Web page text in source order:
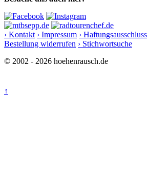
› Kontakt › Impressum › Haftungsausschluss
Bestellung widerrufen › Stichwortsuche
© 2002 - 2026 hoehenrausch.de
↑